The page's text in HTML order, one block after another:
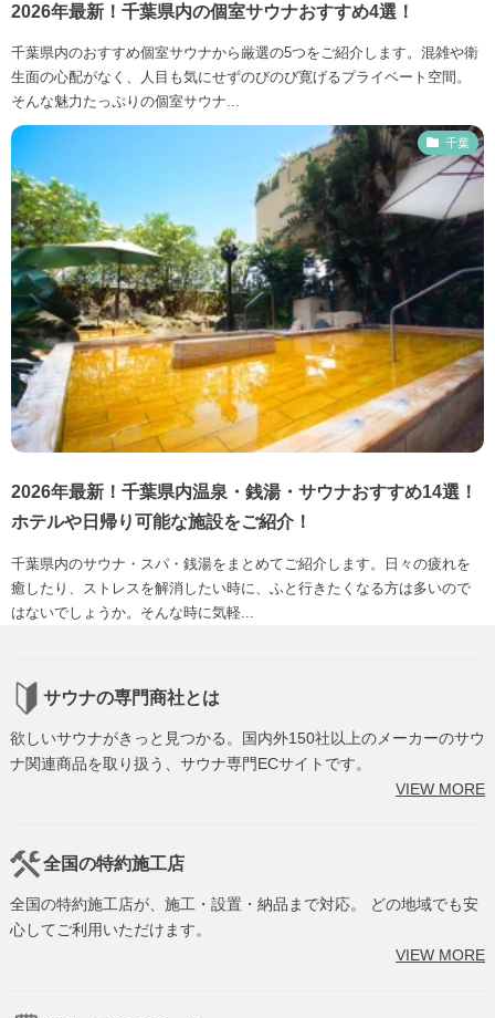
2026年最新！千葉県内の個室サウナおすすめ4選！
千葉県内のおすすめ個室サウナから厳選の5つをご紹介します。混雑や衛
生面の心配がなく、人目も気にせずのびのび寛げるプライベート空間。
そんな魅力たっぷりの個室サウナ...
千葉
2026年最新！千葉県内温泉・銭湯・サウナおすすめ14選！
ホテルや日帰り可能な施設をご紹介！
千葉県内のサウナ・スパ・銭湯をまとめてご紹介します。日々の疲れを
癒したり、ストレスを解消したい時に、ふと行きたくなる方は多いので
はないでしょうか。そんな時に気軽...
サウナの専門商社とは
欲しいサウナがきっと見つかる。国内外150社以上のメーカーのサウ
ナ関連商品を取り扱う、サウナ専門ECサイトです。
VIEW MORE
全国の特約施工店
全国の特約施工店が、施工・設置・納品まで対応。 どの地域でも安
心してご利用いただけます。
VIEW MORE